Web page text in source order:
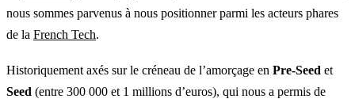
nous sommes parvenus à nous positionner parmi les acteurs phares
de la French Tech.
Historiquement axés sur le créneau de l’amorçage en Pre-Seed et
Seed (entre 300 000 et 1 millions d’euros), qui nous a permis de